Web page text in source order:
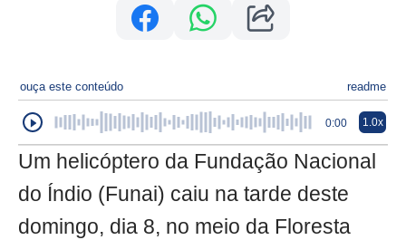
ouça este conteúdo readme
0:00 1.0x
Um helicóptero da Fundação Nacional
do Índio (Funai) caiu na tarde deste
domingo, dia 8, no meio da Floresta